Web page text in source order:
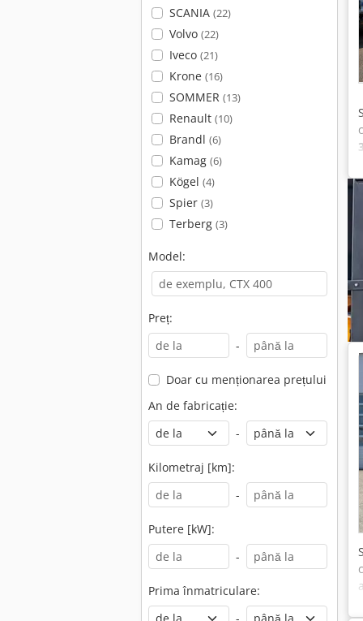
SCANIA (22)
Volvo (22)
Iveco (21)
Krone (16)
SOMMER (13)
Renault (10)
Brandl (6)
Kamag (6)
Kögel (4)
Spier (3)
Terberg (3)
Model:
Preț:
-
Doar cu menționarea prețului
An de fabricație:
-
Kilometraj [km]:
-
Putere [kW]:
-
Prima înmatriculare: